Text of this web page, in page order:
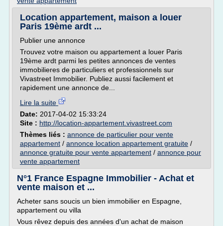
Location appartement, maison a louer
Paris 19ème ardt ...
Publier une annonce
Trouvez votre maison ou appartement a louer Paris
19ème ardt parmi les petites annonces de ventes
immobilieres de particuliers et professionnels sur
Vivastreet Immobilier. Publiez aussi facilement et
rapidement une annonce de...
Lire la suite
Date: 2017-04-02 15:33:24
Site : http://location-appartement.vivastreet.com
Thèmes liés : annonce de particulier pour vente
appartement / annonce location appartement gratuite /
annonce gratuite pour vente appartement / annonce pour
vente appartement
N°1 France Espagne Immobilier - Achat et
vente maison et ...
Acheter sans soucis un bien immobilier en Espagne,
appartement ou villa
Vous rêvez depuis des années d'un achat de maison